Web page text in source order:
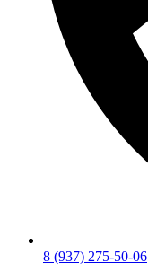
8 (937) 275-50-06